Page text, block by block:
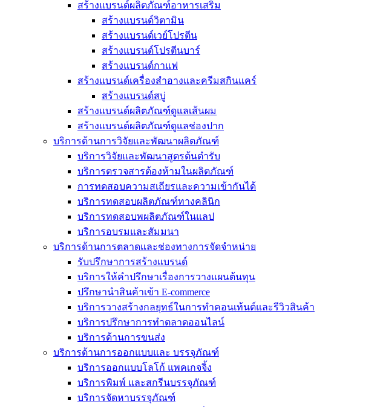
สร้างแบรนด์ผลิตภัณฑ์อาหารเสริม
สร้างแบรนด์วิตามิน
สร้างแบรนด์เวย์โปรตีน
สร้างแบรนด์โปรตีนบาร์
สร้างแบรนด์กาแฟ
สร้างแบรนด์เครื่องสำอางและครีมสกินแคร์
สร้างแบรนด์สบู่
สร้างแบรนด์ผลิตภัณฑ์ดูแลเส้นผม
สร้างแบรนด์ผลิตภัณฑ์ดูแลช่องปาก
บริการด้านการวิจัยและพัฒนาผลิตภัณฑ์
บริการวิจัยและพัฒนาสูตรต้นตำรับ
บริการตรวจสารต้องห้ามในผลิตภัณฑ์
การทดสอบความสเถียรและความเข้ากันได้
บริการทดสอบผลิตภัณฑ์ทางคลินิก
บริการทดสอบพผลิตภัณฑ์ในแลป
บริการอบรมและสัมมนา
บริการด้านการตลาดและช่องทางการจัดจำหน่าย
รับปรึกษาการสร้างแบรนด์
บริการให้คำปรึกษาเรื่องการวางแผนต้นทุน
ปรึกษานำสินค้าเข้า E-commerce
บริการวางสร้างกลยุทธ์ในการทำคอนเท้นต์และรีวิวสินค้า
บริการปรึกษาการทำตลาดออนไลน์
บริการด้านการขนส่ง
บริการด้านการออกแบบและ บรรจุภัณฑ์
บริการออกแบบโลโก้ แพคเกจจิ้ง
บริการพิมพ์ และสกรีนบรรจุภัณฑ์
บริการจัดหาบรรจุภัณฑ์